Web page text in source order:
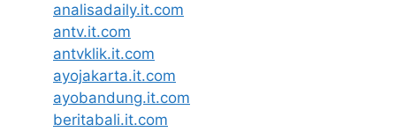
analisadaily.it.com
antv.it.com
antvklik.it.com
ayojakarta.it.com
ayobandung.it.com
beritabali.it.com